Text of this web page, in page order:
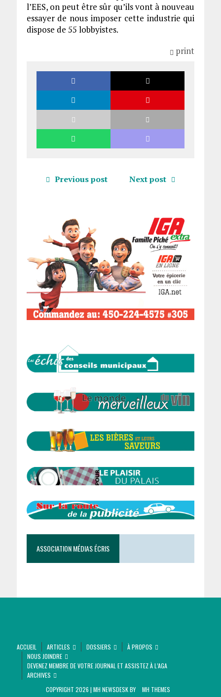
l’EES, on peut être sûr qu’ils vont à nouveau
essayer de nous imposer cette industrie qui
dispose de 55 lobbyistes.
print
Previous post Next post
ASSOCIATION MÉDIAS ÉCRIS
ACCUEIL ARTICLES DOSSIERS
À PROPOS
NOUS JOINDRE
DEVENEZ MEMBRE DE VOTRE JOURNAL ET ASSISTEZ À L’AGA
ARCHIVES
COPYRIGHT 2026 | MH NEWSDESK BY
MH THEMES